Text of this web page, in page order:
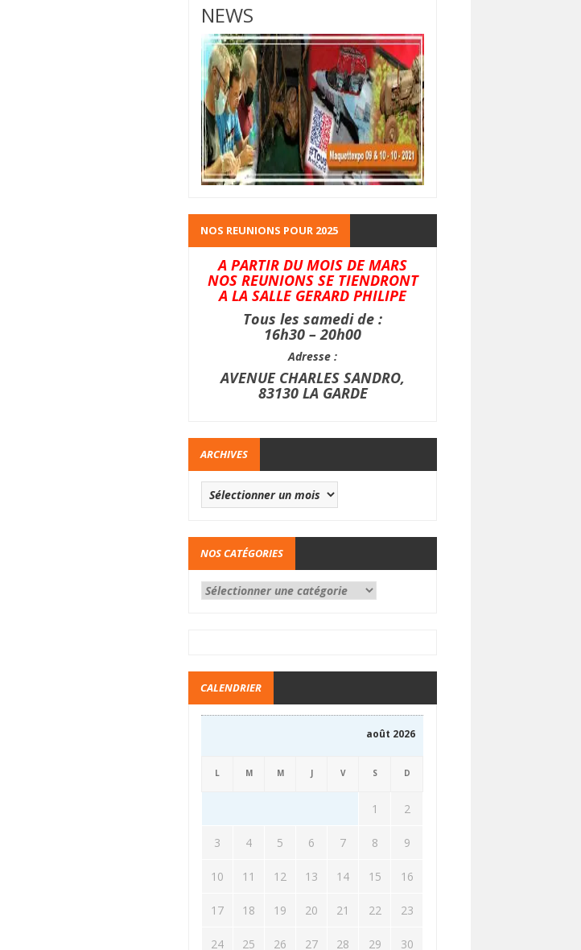
NEWS
NOS REUNIONS POUR 2025
A PARTIR DU MOIS DE MARS
NOS REUNIONS SE TIENDRONT
A LA SALLE GERARD PHILIPE
Tous les samedi de :
16h30 – 20h00
Adresse :
AVENUE CHARLES SANDRO,
83130 LA GARDE
ARCHIVES
NOS CATÉGORIES
CALENDRIER
août 2026
L M M J V S D
1 2
3 4 5 6 7 8 9
10 11 12 13 14 15 16
17 18 19 20 21 22 23
24 25 26 27 28 29 30